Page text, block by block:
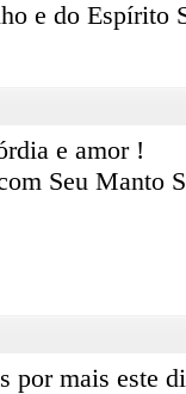
e do Espírito
e amor !
Seu Manto
por mais este